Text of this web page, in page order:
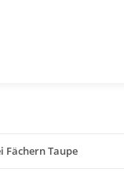
Taupe